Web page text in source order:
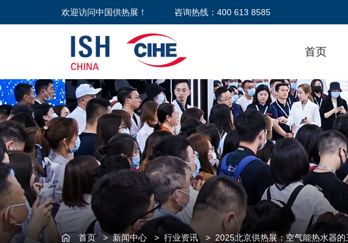
欢迎访问中国供热展！ 咨询热线：400 613 8585
首页
首页>新闻中心> 行业资讯> 2025北京供热展：空气能热水器的